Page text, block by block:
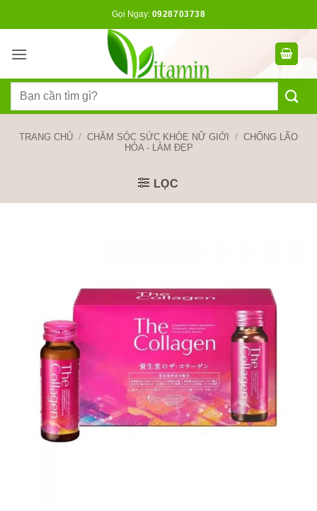
dung
Gọi Ngay: 0928703738
Tìm
TRANG CHỦ / CHĂM SÓC SỨC KHỎE NỮ GIỚI / CHỐNG LÃO
HÓA - LÀM ĐẸP
LỌC